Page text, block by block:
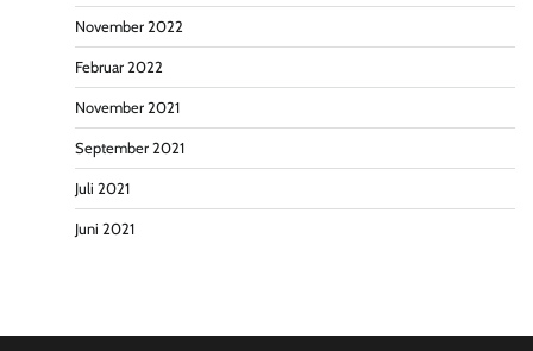
November 2022
Februar 2022
November 2021
September 2021
Juli 2021
Juni 2021